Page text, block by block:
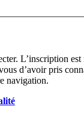
L’inscription
d’avoir pris
navigation.